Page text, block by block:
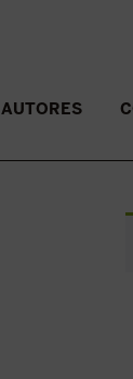
AUTORES